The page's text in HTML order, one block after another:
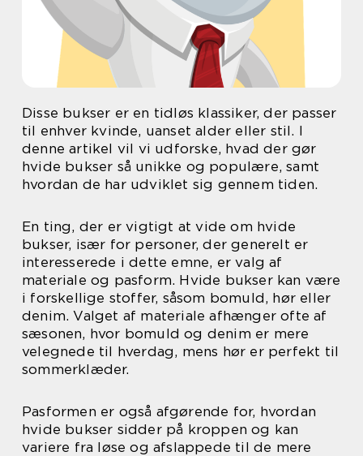
Disse bukser er en tidløs klassiker, der passer
til enhver kvinde, uanset alder eller stil. I
denne artikel vil vi udforske, hvad der gør
hvide bukser så unikke og populære, samt
hvordan de har udviklet sig gennem tiden.
En ting, der er vigtigt at vide om hvide
bukser, især for personer, der generelt er
interesserede i dette emne, er valg af
materiale og pasform. Hvide bukser kan være
i forskellige stoffer, såsom bomuld, hør eller
denim. Valget af materiale afhænger ofte af
sæsonen, hvor bomuld og denim er mere
velegnede til hverdag, mens hør er perfekt til
sommerklæder.
Pasformen er også afgørende for, hvordan
hvide bukser sidder på kroppen og kan
variere fra løse og afslappede til de mere